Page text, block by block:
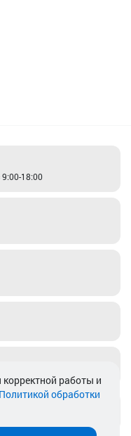
9:00-18:00
работы и
Политикой обработки